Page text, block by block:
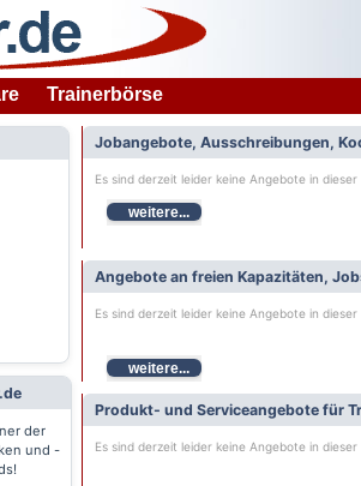
Trainerbörse
der
und -
Jobangebote, Ausschreibungen,
Es sind derzeit leider keine Angebote in
weitere...
Angebote an freien Kapazitäten,
Es sind derzeit leider keine Angebote in
weitere...
Produkt- und Serviceangebote für
Es sind derzeit leider keine Angebote in